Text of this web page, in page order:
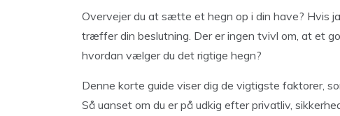
Overvejer du at sætte et hegn op i din have? Hvis
træffer din beslutning. Der er ingen tvivl om, at et
hvordan vælger du det rigtige hegn?
Denne korte guide viser dig de vigtigste faktorer,
Så uanset om du er på udkig efter privatliv,